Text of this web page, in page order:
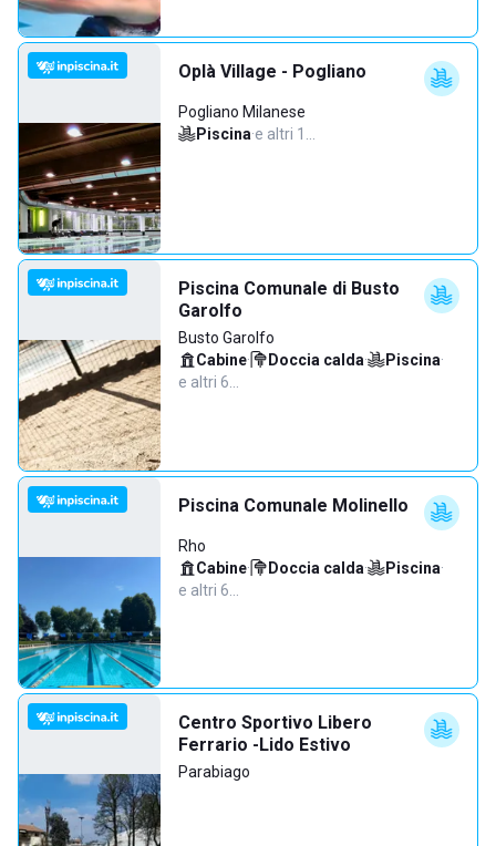
Oplà Village - Pogliano
Pogliano Milanese
Piscina·e altri 1…
Piscina Comunale di Busto
Garolfo
Busto Garolfo
Cabine· Doccia calda· Piscina·
e altri 6…
Piscina Comunale Molinello
Rho
Cabine· Doccia calda· Piscina·
e altri 6…
Centro Sportivo Libero
Ferrario -Lido Estivo
Parabiago